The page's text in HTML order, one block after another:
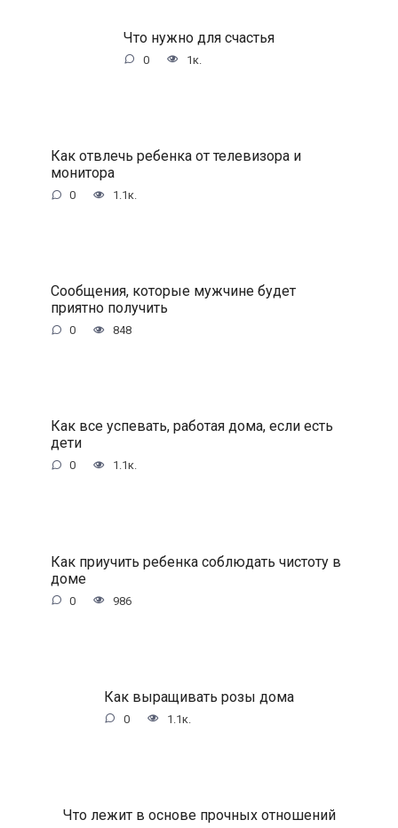
Что нужно для счастья
0 1к.
Как отвлечь ребенка от телевизора и
монитора
0 1.1к.
Сообщения, которые мужчине будет
приятно получить
0 848
Как все успевать, работая дома, если есть
дети
0 1.1к.
Как приучить ребенка соблюдать чистоту в
доме
0 986
Как выращивать розы дома
0 1.1к.
Что лежит в основе прочных отношений